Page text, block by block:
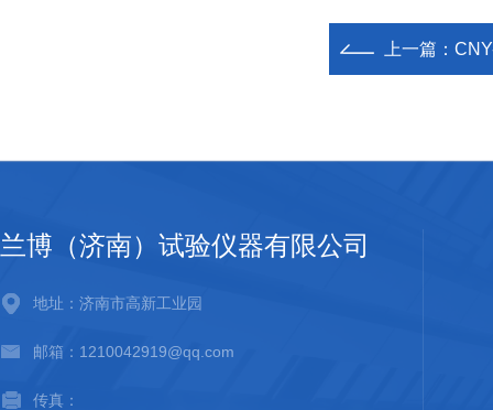
上一篇：
兰博（济南）试验仪器有限公司
地址：济南市高新工业园
邮箱：1210042919@qq.com
传真：